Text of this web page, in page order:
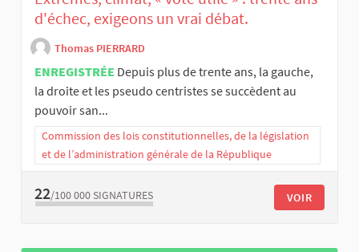
d'échec, exigeons un vrai débat.
Thomas PIERRARD
ENREGISTRÉE Depuis plus de trente ans, la gauche,
la droite et les pseudo centristes se succèdent au
pouvoir san...
Commission des lois constitutionnelles, de la législation
et de l’administration générale de la République
22/100 000 SIGNATURES VOIR